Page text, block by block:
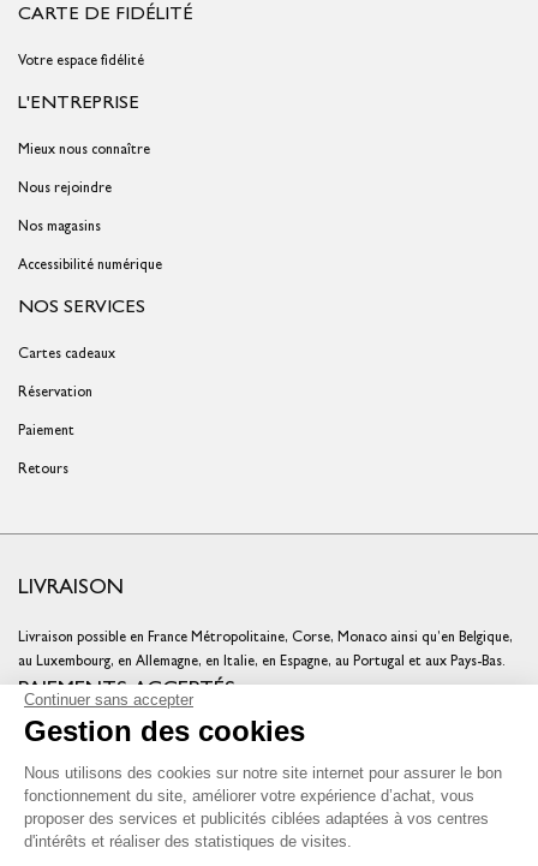
Continuer sans accepter
Gestion des cookies
Nous utilisons des cookies sur notre site internet pour assurer le bon
fonctionnement du site, améliorer votre expérience d’achat, vous
proposer des services et publicités ciblées adaptées à vos centres
d'intérêts et réaliser des statistiques de visites.
CARTE DE FIDÉLITÉ
Votre espace fidélité
L'ENTREPRISE
Mieux nous connaître
Nous rejoindre
Nos magasins
Accessibilité numérique
NOS SERVICES
Cartes cadeaux
Réservation
Paiement
Retours
LIVRAISON
Livraison possible en France Métropolitaine, Corse, Monaco ainsi qu’en Belgique,
au Luxembourg, en Allemagne, en Italie, en Espagne, au Portugal et aux Pays-Bas.
PAIEMENTS ACCEPTÉS
Cartes bancaires
Cartes cadeaux
Chèques fidélité
NOS ENGAGEMENTS QUALITÉ